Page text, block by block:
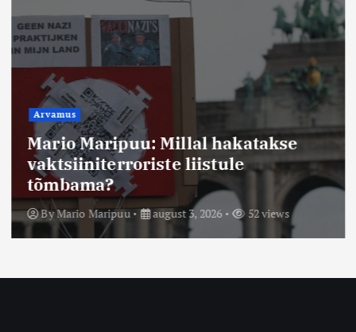
Arvamus
Mario Maripuu: Millal hakatakse
vaktsiiniterroriste liistule
tõmbama?
ByMario Maripuu august 3, 2026 52 views